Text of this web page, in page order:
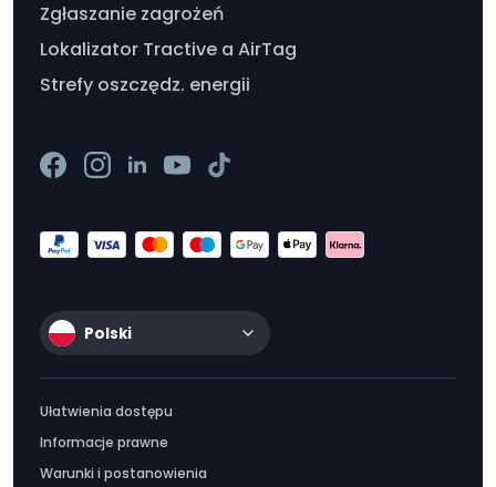
Zgłaszanie zagrożeń
Lokalizator Tractive a AirTag
Strefy oszczędz. energii
Polski
Ułatwienia dostępu
Informacje prawne
Warunki i postanowienia